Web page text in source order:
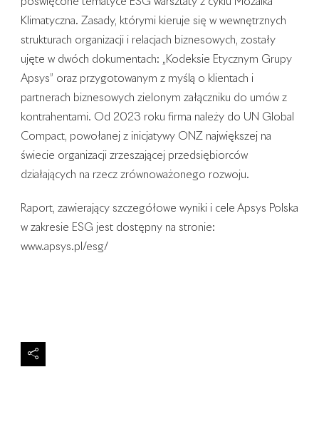
Klimatyczna. Zasady, którymi kieruje się w wewnętrznych
strukturach organizacji i relacjach biznesowych, zostały
ujęte w dwóch dokumentach: „Kodeksie Etycznym Grupy
Apsys” oraz przygotowanym z myślą o klientach i
partnerach biznesowych zielonym załączniku do umów z
kontrahentami. Od 2023 roku firma należy do UN Global
Compact, powołanej z inicjatywy ONZ największej na
świecie organizacji zrzeszającej przedsiębiorców
działających na rzecz zrównoważonego rozwoju.
Raport, zawierający szczegółowe wyniki i cele Apsys Polska
w zakresie ESG jest dostępny na stronie:
www.apsys.pl/esg/